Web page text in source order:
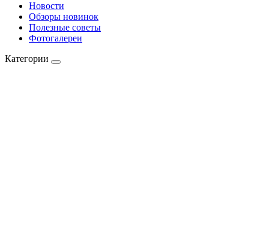
Новости
Обзоры новинок
Полезные советы
Фотогалереи
Категории